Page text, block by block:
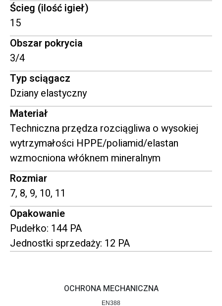
OCHRONA MECHANICZNA
EN388
Ścieg (ilość igieł)
15
Obszar pokrycia
3/4
Typ sciągacz
Dziany elastyczny
Materiał
Techniczna przędza rozciągliwa o wysokiej
wytrzymałości HPPE/poliamid/elastan
wzmocniona włóknem mineralnym
Rozmiar
7, 8, 9, 10, 11
Opakowanie
Pudełko: 144 PA
Jednostki sprzedaży: 12 PA